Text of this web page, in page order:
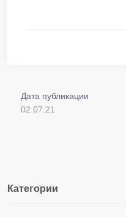
Дата публикации
02.07.21
Категории